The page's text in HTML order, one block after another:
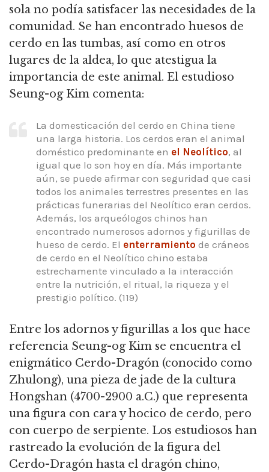
sola no podía satisfacer las necesidades de la
comunidad. Se han encontrado huesos de
cerdo en las tumbas, así como en otros
lugares de la aldea, lo que atestigua la
importancia de este animal. El estudioso
Seung-og Kim comenta:
La domesticación del cerdo en China tiene
una larga historia. Los cerdos eran el animal
doméstico predominante en el Neolítico, al
igual que lo son hoy en día. Más importante
aún, se puede afirmar con seguridad que casi
todos los animales terrestres presentes en las
prácticas funerarias del Neolítico eran cerdos.
Además, los arqueólogos chinos han
encontrado numerosos adornos y figurillas de
hueso de cerdo. El enterramiento de cráneos
de cerdo en el Neolítico chino estaba
estrechamente vinculado a la interacción
entre la nutrición, el ritual, la riqueza y el
prestigio político. (119)
Entre los adornos y figurillas a los que hace
referencia Seung-og Kim se encuentra el
enigmático Cerdo-Dragón (conocido como
Zhulong), una pieza de jade de la cultura
Hongshan (4700-2900 a.C.) que representa
una figura con cara y hocico de cerdo, pero
con cuerpo de serpiente. Los estudiosos han
rastreado la evolución de la figura del
Cerdo-Dragón hasta el dragón chino,